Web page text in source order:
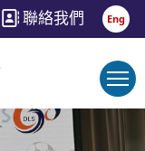
聯絡我們 Eng